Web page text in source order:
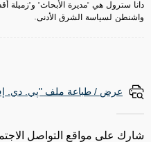
دانا سترول هي "مديرة الأبحاث"
واشنطن لسياسة الشرق الأدنى.
عرض / طباعة ملف "پي. دي.
شارك على مواقع التواصل